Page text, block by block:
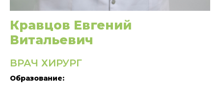
Кравцов Евгений
Витальевич
ВРАЧ ХИРУРГ
Образование: